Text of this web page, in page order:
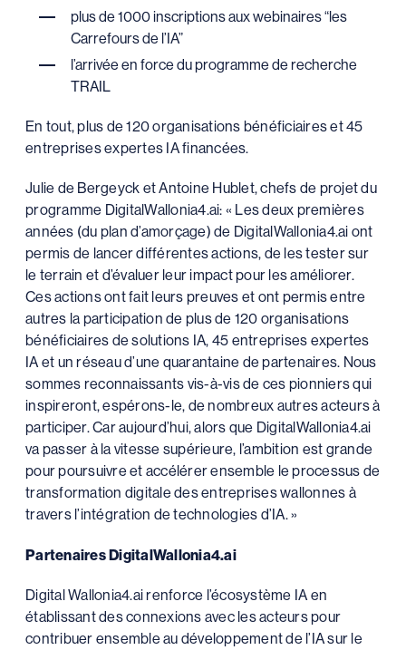
plus de 1000 inscriptions aux webinaires “les
Carrefours de l’IA”
l’arrivée en force du programme de recherche
TRAIL
En tout, plus de 120 organisations bénéficiaires et 45
entreprises expertes IA financées.
Julie de Bergeyck et Antoine Hublet, chefs de projet du
programme DigitalWallonia4.ai: « Les deux premières
années (du plan d’amorçage) de DigitalWallonia4.ai ont
permis de lancer différentes actions, de les tester sur
le terrain et d’évaluer leur impact pour les améliorer.
Ces actions ont fait leurs preuves et ont permis entre
autres la participation de plus de 120 organisations
bénéficiaires de solutions IA, 45 entreprises expertes
IA et un réseau d’une quarantaine de partenaires. Nous
sommes reconnaissants vis-à-vis de ces pionniers qui
inspireront, espérons-le, de nombreux autres acteurs à
participer. Car aujourd’hui, alors que DigitalWallonia4.ai
va passer à la vitesse supérieure, l’ambition est grande
pour poursuivre et accélérer ensemble le processus de
transformation digitale des entreprises wallonnes à
travers l’intégration de technologies d’IA. »
Partenaires DigitalWallonia4.ai
Digital Wallonia4.ai renforce l’écosystème IA en
établissant des connexions avec les acteurs pour
contribuer ensemble au développement de l’IA sur le